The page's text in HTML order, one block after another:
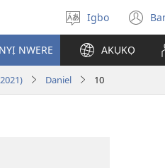
Họrọ
asụsụ
Igbo
gị
ị
NWERE AKỤKỌ
Daniel 10